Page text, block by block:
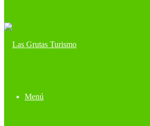
Menú